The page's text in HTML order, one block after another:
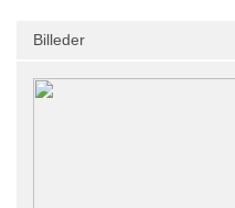
Billeder